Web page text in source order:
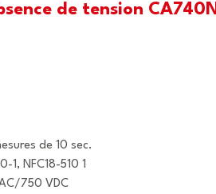
de tension CA740N
de 10 sec.
1, NFC18-510 1
750 VDC